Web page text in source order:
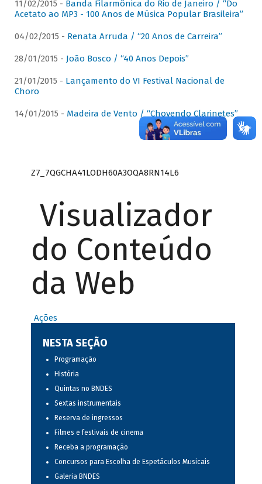
11/02/2015 - Banda Filarmônica do Rio de Janeiro / “Do
Acetato ao MP3 - 100 Anos de Música Popular Brasileira”
04/02/2015 - Renata Arruda / “20 Anos de Carreira”
28/01/2015 - João Bosco / “40 Anos Depois”
21/01/2015 - Lançamento do VI Festival Nacional de
Choro
14/01/2015 - Madeira de Vento / “Chovendo Clarinetes”
Z7_7QGCHA41LODH60A3OQA8RN14L6
Visualizador
do Conteúdo
da Web
Ações
NESTA SEÇÃO
Programação
História
Quintas no BNDES
Sextas instrumentais
Reserva de ingressos
Filmes e festivais de cinema
Receba a programação
Concursos para Escolha de Espetáculos Musicais
Galeria BNDES